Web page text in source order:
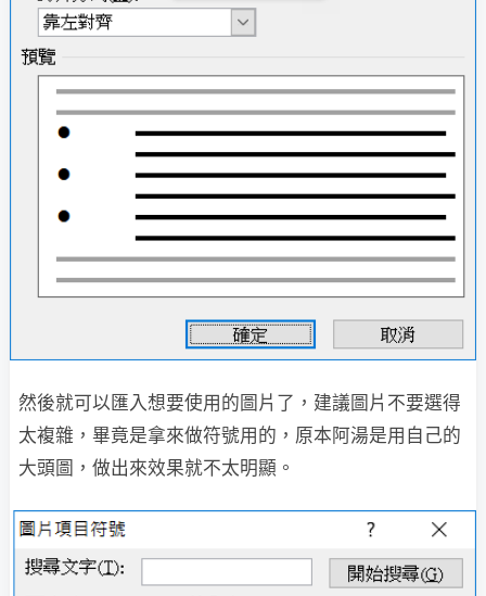
然後就可以匯入想要使用的圖片了，建議圖片不要選得
太複雜，畢竟是拿來做符號用的，原本阿湯是用自己的
大頭圖，做出來效果就不太明顯。